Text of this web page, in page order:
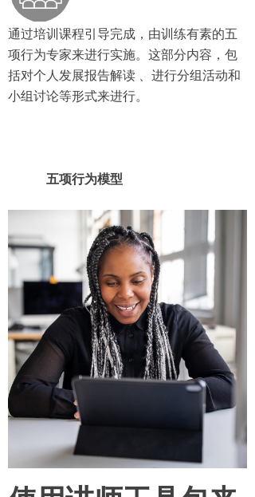
通过培训课程引导完成，由训练有素的五
项行为专家来进行实施。这部分内容，包
括对个人发展报告解读 、进行分组活动和
小组讨论等形式来进行。
五项行为模型